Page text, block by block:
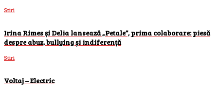
Stiri
Irina Rimes și Delia lansează „Petale”, prima colaborare: piesă
despre abuz, bullying și indiferență
Stiri
Voltaj – Electric